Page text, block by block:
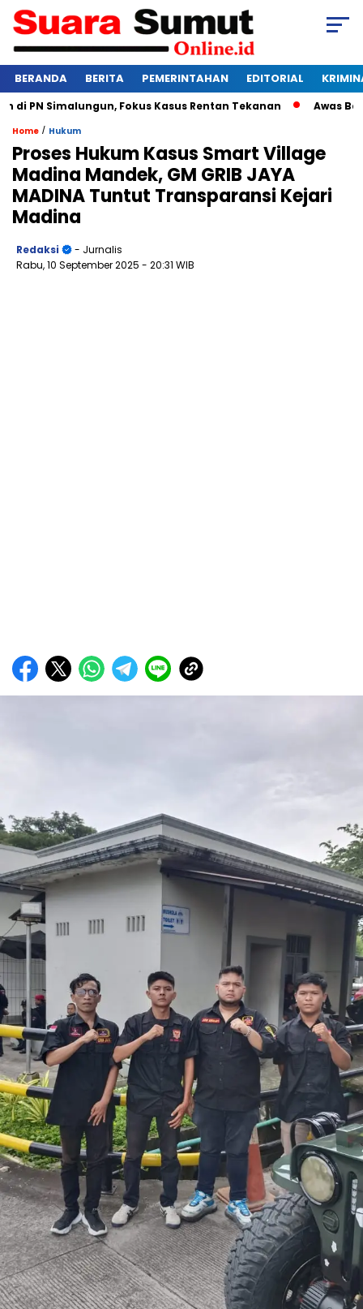
BERANDA BERITA PEMERINTAHAN EDITORIAL
Simalungun, Fokus Kasus Rentan Tekanan Awas
Home / Hukum
Proses Hukum Kasus Smart Village
Madina Mandek, GM GRIB JAYA
MADINA Tuntut Transparansi Kejari
Madina
Redaksi
- Jurnalis
Rabu, 10 September 2025 - 20:31 WIB